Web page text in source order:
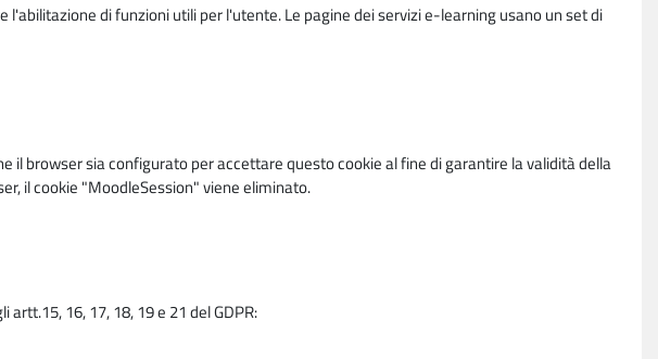
di funzioni utili per l'utente. Le pagine dei servizi e-learning usano un set di
browser sia configurato per accettare questo cookie al fine di garantire la validità della
il cookie "MoodleSession" viene eliminato.
16, 17, 18, 19 e 21 del GDPR: